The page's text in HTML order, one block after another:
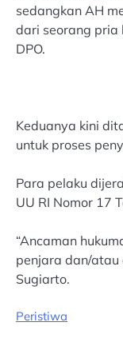
sedangkan AH
dari seorang pria
DPO.
Keduanya kini
untuk proses
Para pelaku
UU RI Nomor 17
“Ancaman
penjara dan/atau
Sugiarto.
Peristiwa